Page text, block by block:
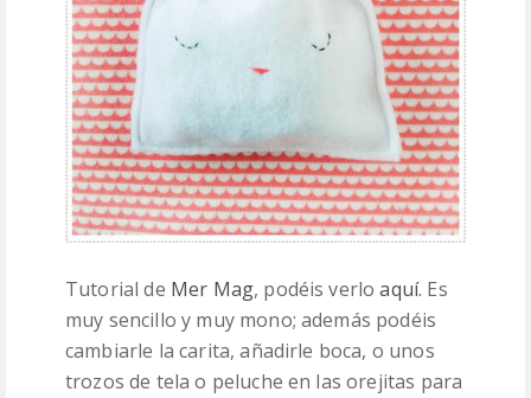
Tutorial de Mer Mag, podéis verloaquí. Es
muy sencillo y muy mono; además podéis
cambiarle la carita, añadirle boca, o unos
trozos de tela o peluche en las orejitas para